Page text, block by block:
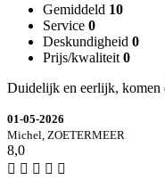
Gemiddeld 10
Service 0
Deskundigheid 0
Prijs/kwaliteit 0
Duidelijk en eerlijk, komen
01-05-2026
Michel, ZOETERMEER
8,0